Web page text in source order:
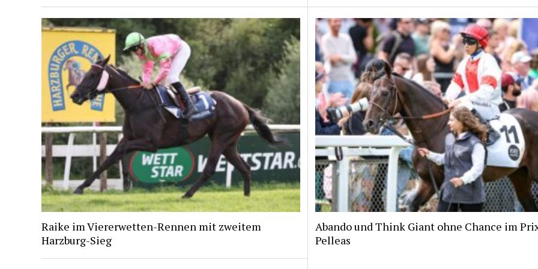
Raike im Viererwetten-Rennen mit zweitem
Harzburg-Sieg
Abando und Think Giant ohne Chance im
Pelleas